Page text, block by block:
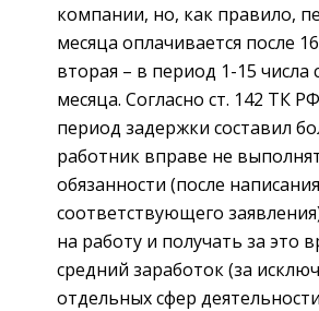
компании, но, как правило,
месяца оплачивается после
вторая – в период 1-15
месяца. Согласно ст. 142 ТК
период задержки составил
работник вправе не
обязанности (после написания
соответствующего
на работу и получать за это
средний заработок (за
отдельных сфер